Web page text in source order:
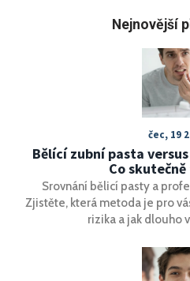
Nejnovější
čec, 19
Bělící zubní pasta
Co
Srovnání bělicí pasty a
Zjistěte, která metoda je pro
rizika a jak dlouho